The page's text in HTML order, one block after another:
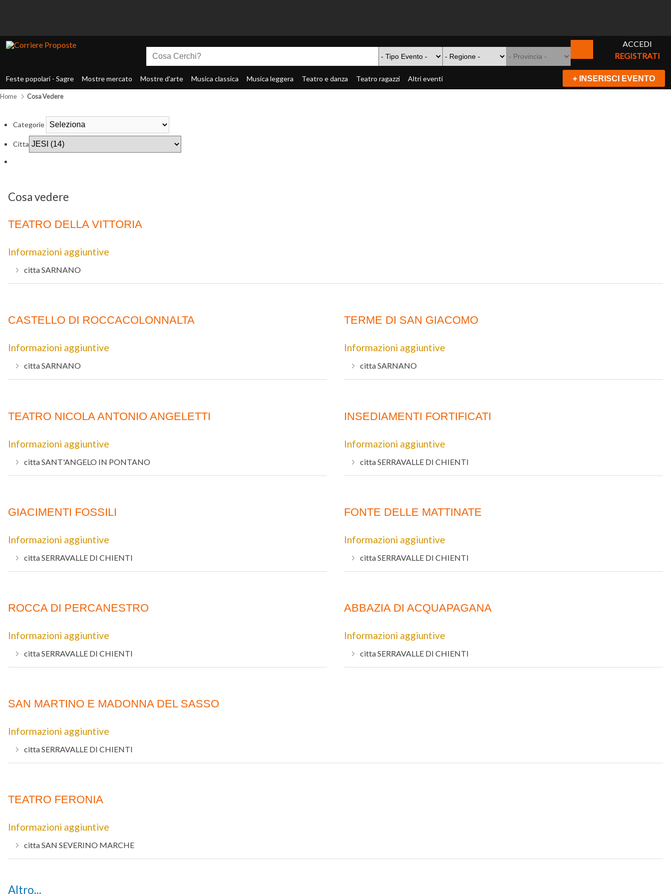
ACCEDI
REGISTRATI
Feste popolari - Sagre Mostre mercato Mostre d'arte Musica classica Musica leggera Teatro e danza Teatro ragazzi Altri eventi + INSERISCI EVENTO
Home Cosa Vedere
Categorie
Citta
Cosa vedere
TEATRO DELLA VITTORIA
Informazioni aggiuntive
cittaSARNANO
CASTELLO DI ROCCACOLONNALTA
Informazioni aggiuntive
cittaSARNANO
TERME DI SAN GIACOMO
Informazioni aggiuntive
cittaSARNANO
TEATRO NICOLA ANTONIO ANGELETTI
Informazioni aggiuntive
cittaSANT'ANGELO IN PONTANO
INSEDIAMENTI FORTIFICATI
Informazioni aggiuntive
cittaSERRAVALLE DI CHIENTI
GIACIMENTI FOSSILI
Informazioni aggiuntive
cittaSERRAVALLE DI CHIENTI
FONTE DELLE MATTINATE
Informazioni aggiuntive
cittaSERRAVALLE DI CHIENTI
ROCCA DI PERCANESTRO
Informazioni aggiuntive
cittaSERRAVALLE DI CHIENTI
ABBAZIA DI ACQUAPAGANA
Informazioni aggiuntive
cittaSERRAVALLE DI CHIENTI
SAN MARTINO E MADONNA DEL SASSO
Informazioni aggiuntive
cittaSERRAVALLE DI CHIENTI
TEATRO FERONIA
Informazioni aggiuntive
cittaSAN SEVERINO MARCHE
Altro...